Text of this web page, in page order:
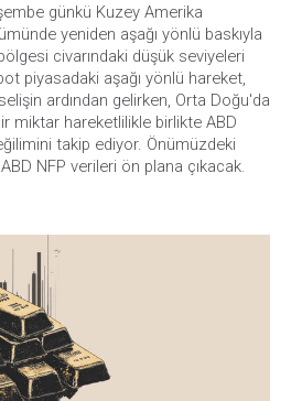
günkü Kuzey Amerika
yeniden aşağı yönlü baskıyla
civarındaki düşük seviyeleri
piyasadaki aşağı yönlü hareket,
ardından gelirken, Orta Doğu'da
miktar hareketlilikle birlikte ABD
takip ediyor. Önümüzdeki
NFP verileri ön plana çıkacak.